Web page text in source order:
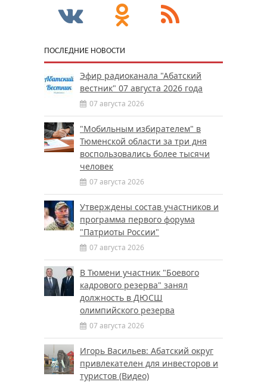
ПОСЛЕДНИЕ НОВОСТИ
Эфир радиоканала "Абатский
вестник" 07 августа 2026 года
07 августа 2026
"Мобильным избирателем" в
Тюменской области за три дня
воспользовались более тысячи
человек
07 августа 2026
Утверждены состав участников и
программа первого форума
"Патриоты России"
07 августа 2026
В Тюмени участник "Боевого
кадрового резерва" занял
должность в ДЮСШ
олимпийского резерва
07 августа 2026
Игорь Васильев: Абатский округ
привлекателен для инвесторов и
туристов (Видео)